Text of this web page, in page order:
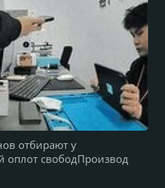
отбирают у
оплот свободПроизвод